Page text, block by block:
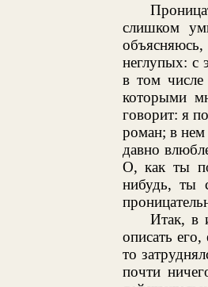
слишком
неглупых: с
в том числе
которыми
говорит: я
роман; в
давно
О, как ты
нибудь, ты
Итак, в
описать
то
почти